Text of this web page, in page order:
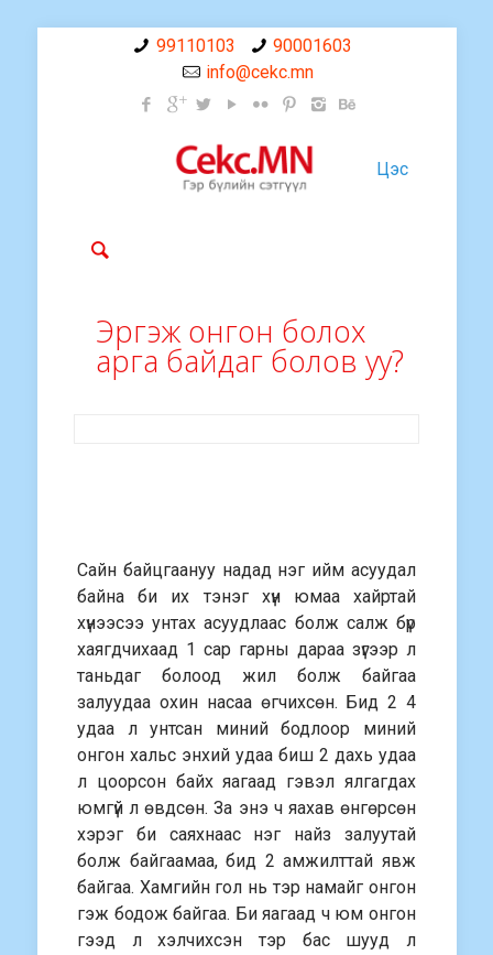
99110103
90001603
info@cekc.mn
Цэс
Эргэж онгон болох
арга байдаг болов уу?
Сайн байцгаануу надад нэг ийм асуудал
байна би их тэнэг хүн юмаа хайртай
хүнээсээ унтах асуудлаас болж салж бүр
хаягдчихаад 1 сар гарны дараа зүгээр л
таньдаг болоод жил болж байгаа
залуудаа охин насаа өгчихсөн. Бид 2 4
удаа л унтсан миний бодлоор миний
онгон хальс энхий удаа биш 2 дахь удаа
л цоорсон байх яагаад гэвэл ялгагдах
юмгүй л өвдсөн. За энэ ч яахав өнгөрсөн
хэрэг би саяхнаас нэг найз залуутай
болж байгаамаа, бид 2 амжилттай явж
байгаа. Хамгийн гол нь тэр намайг онгон
гэж бодож байгаа. Би яагаад ч юм онгон
гээд л хэлчихсэн тэр бас шууд л